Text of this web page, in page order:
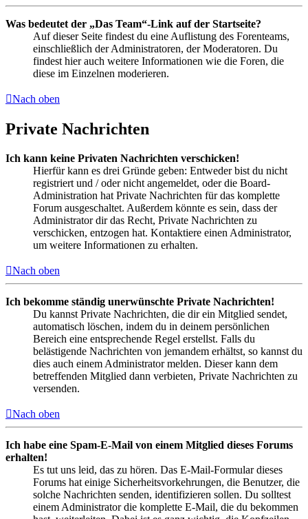
Was bedeutet der „Das Team“-Link auf der Startseite?
Auf dieser Seite findest du eine Auflistung des Forenteams,
einschließlich der Administratoren, der Moderatoren. Du
findest hier auch weitere Informationen wie die Foren, die
diese im Einzelnen moderieren.
Nach oben
Private Nachrichten
Ich kann keine Privaten Nachrichten verschicken!
Hierfür kann es drei Gründe geben: Entweder bist du nicht
registriert und / oder nicht angemeldet, oder die Board-
Administration hat Private Nachrichten für das komplette
Forum ausgeschaltet. Außerdem könnte es sein, dass der
Administrator dir das Recht, Private Nachrichten zu
verschicken, entzogen hat. Kontaktiere einen Administrator,
um weitere Informationen zu erhalten.
Nach oben
Ich bekomme ständig unerwünschte Private Nachrichten!
Du kannst Private Nachrichten, die dir ein Mitglied sendet,
automatisch löschen, indem du in deinem persönlichen
Bereich eine entsprechende Regel erstellst. Falls du
belästigende Nachrichten von jemandem erhältst, so kannst du
dies auch einem Administrator melden. Dieser kann dem
betreffenden Mitglied dann verbieten, Private Nachrichten zu
versenden.
Nach oben
Ich habe eine Spam-E-Mail von einem Mitglied dieses Forums
erhalten!
Es tut uns leid, das zu hören. Das E-Mail-Formular dieses
Forums hat einige Sicherheitsvorkehrungen, die Benutzer, die
solche Nachrichten senden, identifizieren sollen. Du solltest
einem Administrator die komplette E-Mail, die du bekommen